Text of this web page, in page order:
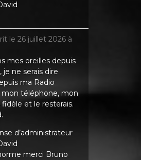
le 26 juillet 2026 à
mes oreilles depuis
je ne serais dire
ma Radio
téléphone, mon
fidèle et le resterais.
d’administrateur
merci Bruno